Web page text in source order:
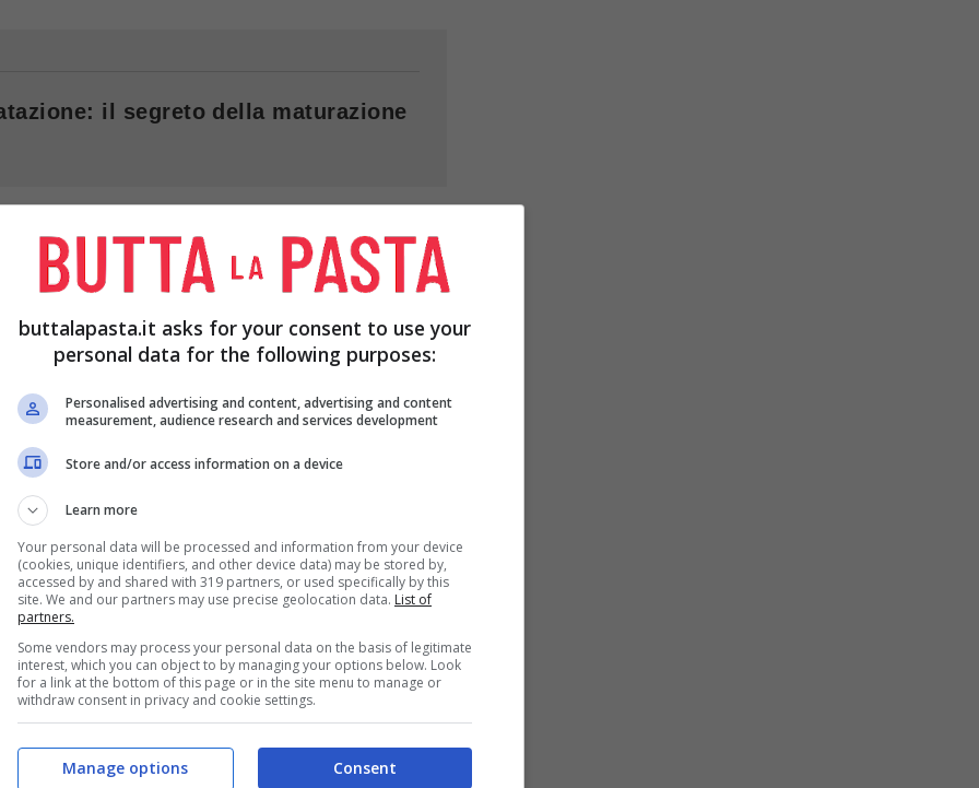
il segreto della maturazione
ci si affida spesso alla tradizione, scegliendo
antipasti che ci si può sbizzarrire,
provando antipasti sfiziosi e originali.
DI PASQUA
buttalapasta.it asks for your consent to use your
personal data for the following purposes:
Personalised advertising and content, advertising and content
measurement, audience research and services development
Store and/or access information on a device
Learn more
Your personal data will be processed and information from your device
(cookies, unique identifiers, and other device data) may be stored by,
accessed by and shared with 319 partners, or used specifically by this
site. We and our partners may use precise geolocation data. List of
partners.
Some vendors may process your personal data on the basis of legitimate
interest, which you can object to by managing your options below. Look
for a link at the bottom of this page or in the site menu to manage or
withdraw consent in privacy and cookie settings.
Consent
Manage options